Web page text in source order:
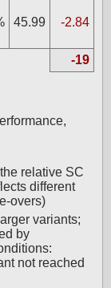
45.99 -2.84
-19
relative SC
different
overs)
variants;
by
not reached